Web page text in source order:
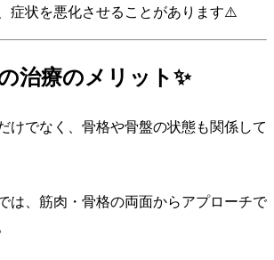
症状を悪化させることがあります⚠️
治療のメリット✨
けでなく、骨格や骨盤の状態も関係して
は、筋肉・骨格の両面からアプローチで